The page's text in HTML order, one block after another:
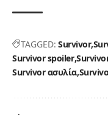
TAGGED: Survivor
Survivor spoiler
Survivor ασυλία